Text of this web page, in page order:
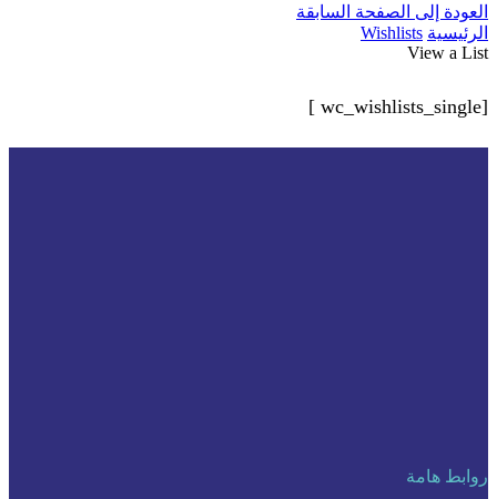
العودة إلى الصفحة السابقة
الرئيسية Wishlists
View a List
[wc_wishlists_single ]
روابط هامة